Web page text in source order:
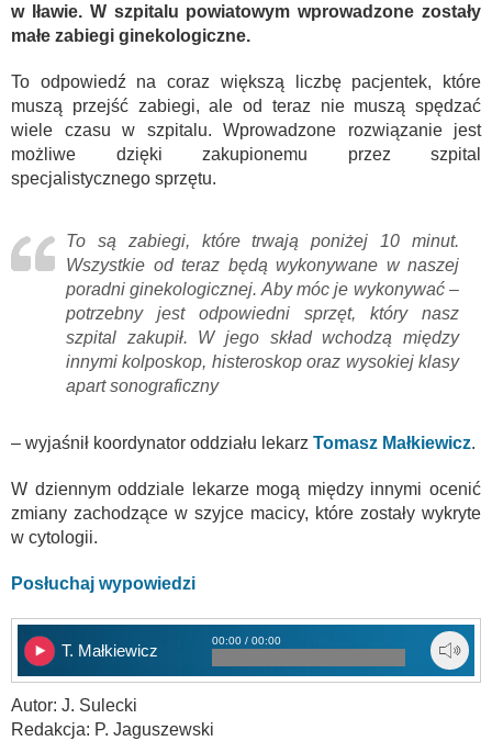
w Iławie. W szpitalu powiatowym wprowadzone zostały
małe zabiegi ginekologiczne.
To odpowiedź na coraz większą liczbę pacjentek, które
muszą przejść zabiegi, ale od teraz nie muszą spędzać
wiele czasu w szpitalu. Wprowadzone rozwiązanie jest
możliwe dzięki zakupionemu przez szpital
specjalistycznego sprzętu.
To są zabiegi, które trwają poniżej 10 minut.
Wszystkie od teraz będą wykonywane w naszej
poradni ginekologicznej. Aby móc je wykonywać –
potrzebny jest odpowiedni sprzęt, który nasz
szpital zakupił. W jego skład wchodzą między
innymi kolposkop, histeroskop oraz wysokiej klasy
apart sonograficzny
– wyjaśnił koordynator oddziału lekarz Tomasz Małkiewicz.
W dziennym oddziale lekarze mogą między innymi ocenić
zmiany zachodzące w szyjce macicy, które zostały wykryte
w cytologii.
Posłuchaj wypowiedzi
T. Małkiewicz
00:00 / 00:00
Autor: J. Sulecki
Redakcja: P. Jaguszewski